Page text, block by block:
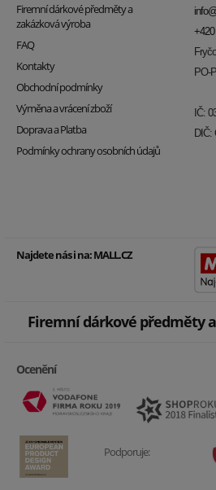
Firemní dárkové předměty a
zakázková výroba
FAQ
Kontakty
Obchodní podmínky
Výměna a vrácení zboží
Doprava a Platba
Podmínky ochrany osobních údajů
PO-
IČ:
DIČ:
Najdete nás i na:MALL.CZ
Firemní dárkové předměty
Ocenění
Podporuje: